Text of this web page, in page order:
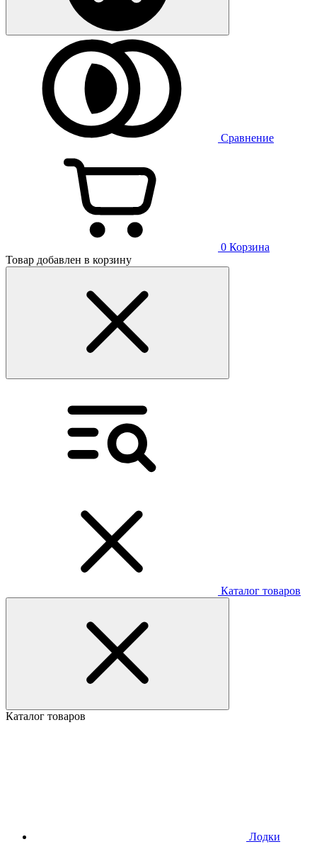
Сравнение
0 Корзина
Товар добавлен в корзину
Каталог товаров
Каталог товаров
Лодки